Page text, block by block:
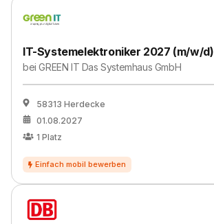
IT-Systemelektroniker 2027 (m/w/d)
beiGREEN IT Das Systemhaus GmbH
58313 Herdecke
01.08.2027
1 Platz